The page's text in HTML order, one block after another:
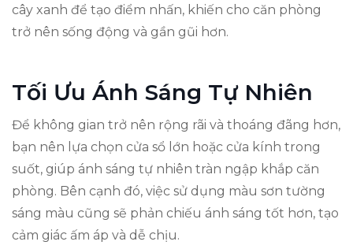
cây xanh để tạo điểm nhấn, khiến cho căn phòng
trở nên sống động và gần gũi hơn.
Tối Ưu Ánh Sáng Tự Nhiên
Để không gian trở nên rộng rãi và thoáng đãng hơn,
bạn nên lựa chọn cửa sổ lớn hoặc cửa kính trong
suốt, giúp ánh sáng tự nhiên tràn ngập khắp căn
phòng. Bên cạnh đó, việc sử dụng màu sơn tường
sáng màu cũng sẽ phản chiếu ánh sáng tốt hơn, tạo
cảm giác ấm áp và dễ chịu.